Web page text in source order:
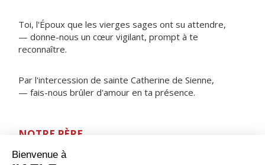
Toi, l'Époux que les vierges sages ont su attendre,
— donne-nous un cœur vigilant, prompt à te
reconnaître.
Par l'intercession de sainte Catherine de Sienne,
— fais-nous brûler d'amour en ta présence.
NOTRE PÈRE
ORAISON